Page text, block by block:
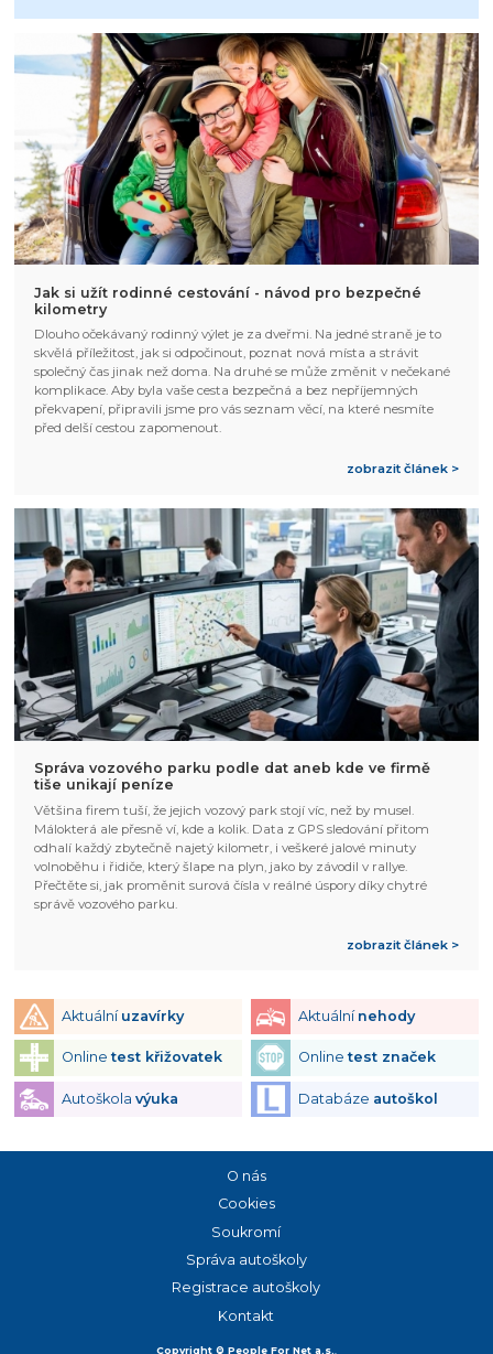
Jak si užít rodinné cestování - návod pro bezpečné
kilometry
Dlouho očekávaný rodinný výlet je za dveřmi. Na jedné straně je to
skvělá příležitost, jak si odpočinout, poznat nová místa a strávit
společný čas jinak než doma. Na druhé se může změnit v nečekané
komplikace. Aby byla vaše cesta bezpečná a bez nepříjemných
překvapení, připravili jsme pro vás seznam věcí, na které nesmíte
před delší cestou zapomenout.
zobrazit článek >
Správa vozového parku podle dat aneb kde ve firmě
tiše unikají peníze
Většina firem tuší, že jejich vozový park stojí víc, než by musel.
Málokterá ale přesně ví, kde a kolik. Data z GPS sledování přitom
odhalí každý zbytečně najetý kilometr, i veškeré jalové minuty
volnoběhu i řidiče, který šlape na plyn, jako by závodil v rallye.
Přečtěte si, jak proměnit surová čísla v reálné úspory díky chytré
správě vozového parku.
zobrazit článek >
Aktuální uzavírky Aktuální nehody
Onlinetest křižovatek Onlinetest značek
Autoškola výuka Databáze autoškol
Copyright © People For Net a.s.
O nás
Cookies
Soukromí
Správa autoškoly
Registrace autoškoly
Kontakt